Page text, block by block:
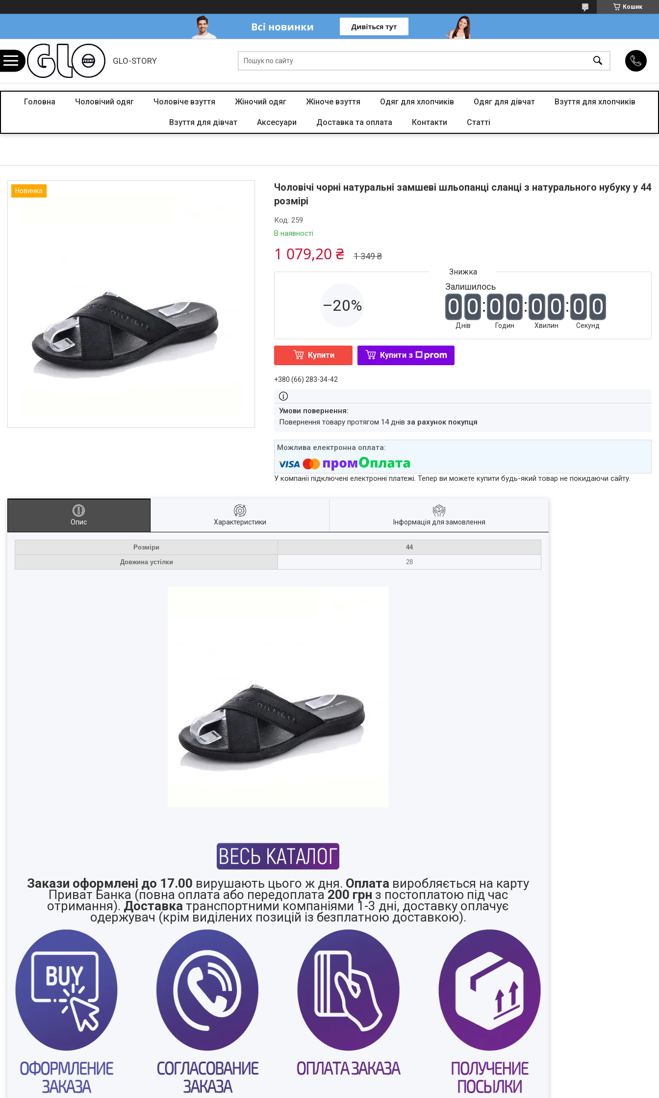
Кошик
GLO-STORY
Головна Чоловічий одяг Чоловіче взуття Жіночий одяг Жіноче взуття Одяг для хлопчиків Одяг для дівчат Взуття для хлопчиків
Взуття для дівчат Аксесуари Доставка та оплата Контакти Статті
Новинка
Чоловічі чорні натуральні замшеві шльопанці сланці з натурального нубуку у 44
розмірі
В наявності
Код:259
1 349 ₴
1 079,20 ₴
–20%
Залишилось
0 0
Днів
0 0
Годин
0 0
Хвилин
0 0
Секунд
Купити Купити з
+380 (66) 283-34-42
повернення товару протягом 14 днівза рахунок покупця
У компанії підключені електронні платежі. Тепер ви можете купити будь-який товар не покидаючи сайту.
Опис Характеристики Інформація для замовлення
Розміри
44
Довжина устілки
28
Закази оформлені до 17.00 вирушають цього ж дня. Оплата виробляється на карту
Приват Банка (повна оплата або передоплата200 грн з постоплатою під час
отримання). Доставка транспортними компаніями 1-3 дні, доставку оплачує
одержувач (крім виділених позицій із безплатною доставкою).